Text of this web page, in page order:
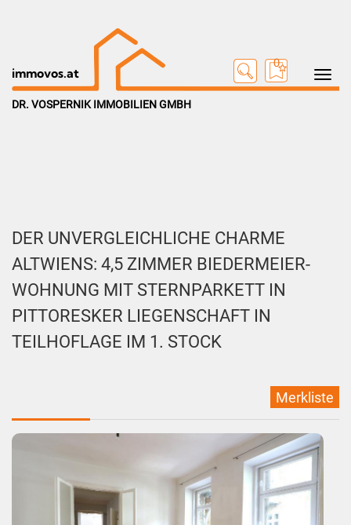
Toggle
immovos.at
0
DR. VOSPERNIK IMMOBILIEN GMBH
DER UNVERGLEICHLICHE CHARME
ALTWIENS: 4,5 ZIMMER BIEDERMEIER-
WOHNUNG MIT STERNPARKETT IN
PITTORESKER LIEGENSCHAFT IN
TEILHOFLAGE IM 1. STOCK
Merkliste